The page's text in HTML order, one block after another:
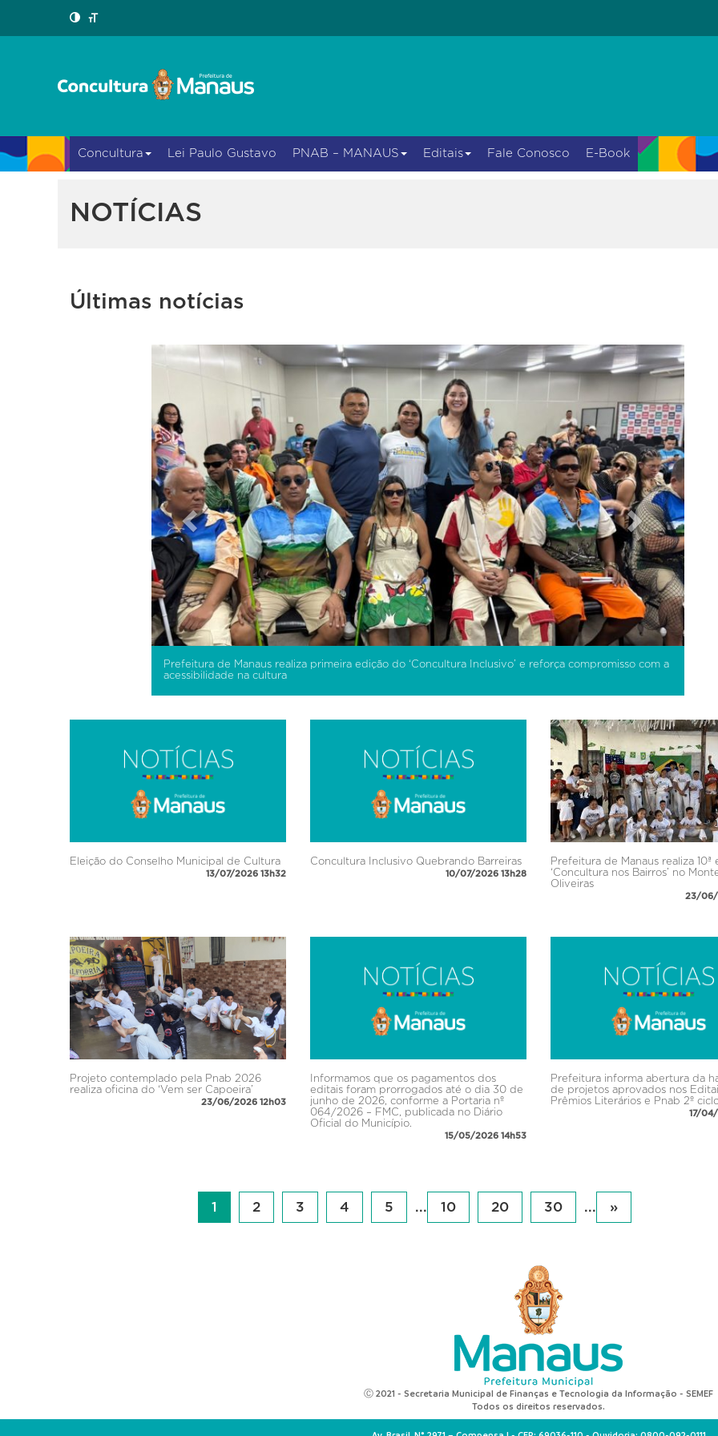
Concultura Lei Paulo Gustavo PNAB – MANAUS Editais Fale Conosco E-Book
NOTÍCIAS
Últimas notícias
Prefeitura de Manaus realiza primeira edição do ‘Concultura Inclusivo’ e reforça compromisso com a
acessibilidade na cultura
Previous Next
Eleição do Conselho Municipal de Cultura
13/07/2026 13h32
Concultura Inclusivo Quebrando Barreiras
10/07/2026 13h28
Prefeitura de Manaus realiza 10ª
‘Concultura nos Bairros’ no
Oliveiras
23/06/
Projeto contemplado pela Pnab 2026
realiza oficina do ‘Vem ser Capoeira’
23/06/2026 12h03
Informamos que os pagamentos dos
editais foram prorrogados até o dia 30 de
junho de 2026, conforme a Portaria nº
064/2026 – FMC, publicada no Diário
Oficial do Município.
15/05/2026 14h53
Prefeitura informa abertura da
de projetos aprovados nos
Prêmios Literários e Pnab 2º
17/04/
1 2 3 4 5 ... 10 20 30 ... »
Ⓒ 2021 - Secretaria Municipal de Finanças e Tecnologia da Informação - SEMEF
Todos os direitos reservados.